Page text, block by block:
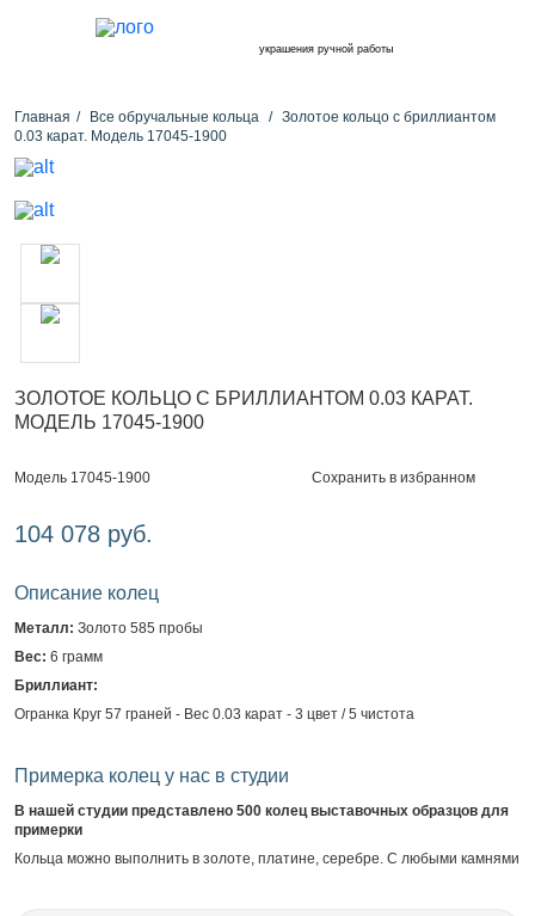
украшения ручной работы
Главная Все обручальные кольца
Золотое кольцо с бриллиантом
0.03 карат. Модель 17045-1900
ЗОЛОТОЕ КОЛЬЦО С БРИЛЛИАНТОМ 0.03 КАРАТ.
МОДЕЛЬ 17045-1900
Модель 17045-1900 Сохранить в избранном
104 078 руб.
Описание колец
Металл: Золото 585 пробы
Вес: 6 грамм
Бриллиант:
Огранка Круг 57 граней - Вес 0.03 карат - 3 цвет / 5 чистота
Примерка колец у нас в студии
В нашей студии представлено 500 колец выставочных образцов для
примерки
Кольца можно выполнить в золоте, платине, серебре. С любыми камнями